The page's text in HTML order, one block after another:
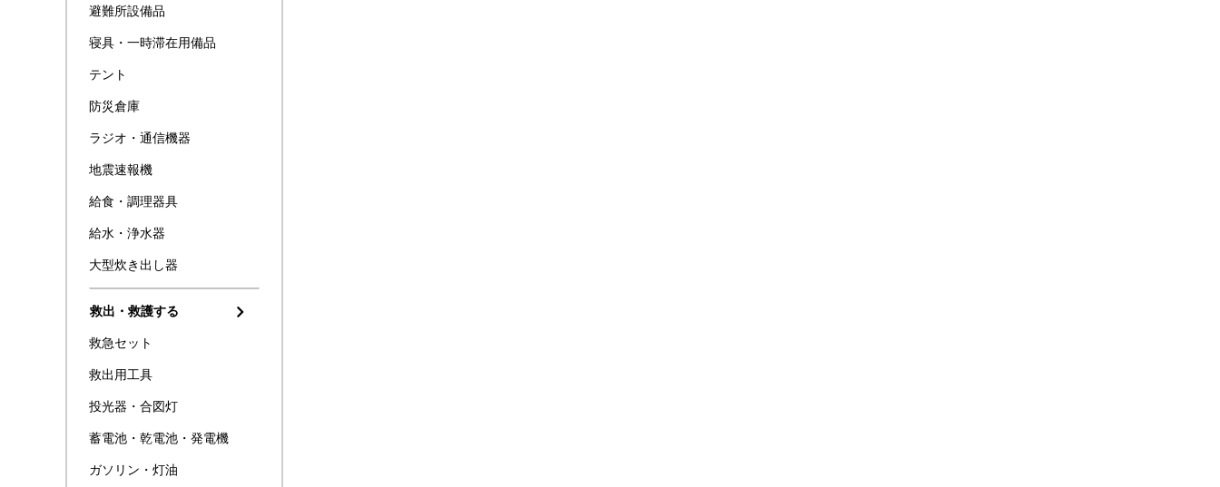
避難所設備品
寝具・一時滞在用備品
テント
防災倉庫
ラジオ・通信機器
地震速報機
給食・調理器具
給水・浄水器
大型炊き出し器
救出・救護する
救急セット
救出用工具
投光器・合図灯
蓄電池・乾電池・発電機
ガソリン・灯油